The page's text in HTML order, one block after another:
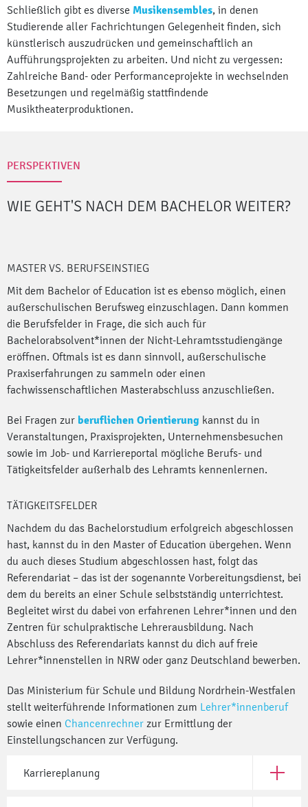
Schließlich gibt es diverse Musikensembles, in denen
Studierende aller Fachrichtungen Gelegenheit finden, sich
künstlerisch auszudrücken und gemeinschaftlich an
Aufführungsprojekten zu arbeiten. Und nicht zu vergessen:
Zahlreiche Band- oder Performanceprojekte in wechselnden
Besetzungen und regelmäßig stattfindende
Musiktheaterproduktionen.
PERSPEKTIVEN
WIE GEHT'S NACH DEM BACHELOR WEITER?
MASTER VS. BERUFSEINSTIEG
Mit dem Bachelor of Education ist es ebenso möglich, einen
außerschulischen Berufsweg einzuschlagen. Dann kommen
die Berufsfelder in Frage, die sich auch für
Bachelorabsolvent*innen der Nicht-Lehramtsstudiengänge
eröffnen. Oftmals ist es dann sinnvoll, außerschulische
Praxiserfahrungen zu sammeln oder einen
fachwissenschaftlichen Masterabschluss anzuschließen.
Bei Fragen zur beruflichen Orientierung kannst du in
Veranstaltungen, Praxisprojekten, Unternehmensbesuchen
sowie im Job- und Karriereportal mögliche Berufs- und
Tätigkeitsfelder außerhalb des Lehramts kennenlernen.
TÄTIGKEITSFELDER
Nachdem du das Bachelorstudium erfolgreich abgeschlossen
hast, kannst du in den Master of Education übergehen. Wenn
du auch dieses Studium abgeschlossen hast, folgt das
Referendariat – das ist der sogenannte Vorbereitungsdienst, bei
dem du bereits an einer Schule selbstständig unterrichtest.
Begleitet wirst du dabei von erfahrenen Lehrer*innen und den
Zentren für schulpraktische Lehrerausbildung. Nach
Abschluss des Referendariats kannst du dich auf freie
Lehrer*innenstellen in NRW oder ganz Deutschland bewerben.
Das Ministerium für Schule und Bildung Nordrhein-Westfalen
stellt weiterführende Informationen zum Lehrer*innenberuf
sowie einen Chancenrechner zur Ermittlung der
Einstellungschancen zur Verfügung.
Karriereplanung Öffne